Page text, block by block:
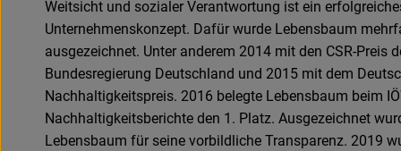
Weitsicht und sozialer Verantwortung ist ein
Unternehmenskonzept. Dafür wurde Lebensbaum
ausgezeichnet. Unter anderem 2014 mit den CSR-Preis
Bundesregierung Deutschland und 2015 mit dem
Nachhaltigkeitspreis. 2016 belegte Lebensbaum beim
Nachhaltigkeitsberichte den 1. Platz. Ausgezeichnet
Lebensbaum für seine vorbildliche Transparenz. 2019